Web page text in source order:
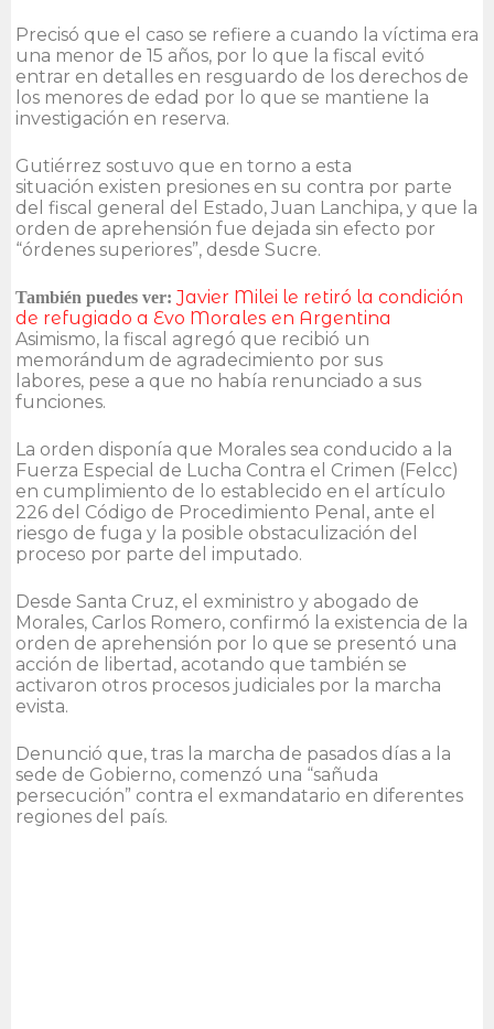
Precisó que el caso se refiere a cuando la víctima era
una menor de 15 años, por lo que la fiscal evitó
entrar en detalles en resguardo de los derechos de
los menores de edad por lo que se mantiene la
investigación en reserva.
Gutiérrez sostuvo que en torno a esta
situación existen presiones en su contra por parte
del fiscal general del Estado, Juan Lanchipa, y que la
orden de aprehensión fue dejada sin efecto por
“órdenes superiores”, desde Sucre.
También puedes ver: Javier Milei le retiró la condición
de refugiado a Evo Morales en Argentina
Asimismo, la fiscal agregó que recibió un
memorándum de agradecimiento por sus
labores, pese a que no había renunciado a sus
funciones.
La orden disponía que Morales sea conducido a la
Fuerza Especial de Lucha Contra el Crimen (Felcc)
en cumplimiento de lo establecido en el artículo
226 del Código de Procedimiento Penal, ante el
riesgo de fuga y la posible obstaculización del
proceso por parte del imputado.
Desde Santa Cruz, el exministro y abogado de
Morales, Carlos Romero, confirmó la existencia de la
orden de aprehensión por lo que se presentó una
acción de libertad, acotando que también se
activaron otros procesos judiciales por la marcha
evista.
Denunció que, tras la marcha de pasados días a la
sede de Gobierno, comenzó una “sañuda
persecución” contra el exmandatario en diferentes
regiones del país.